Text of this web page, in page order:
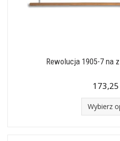
Rewolucja 1905-7 na
173,25
Wybierz